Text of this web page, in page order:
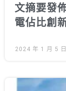
文摘要發
電佔比創
2024 年 1 月 5 日